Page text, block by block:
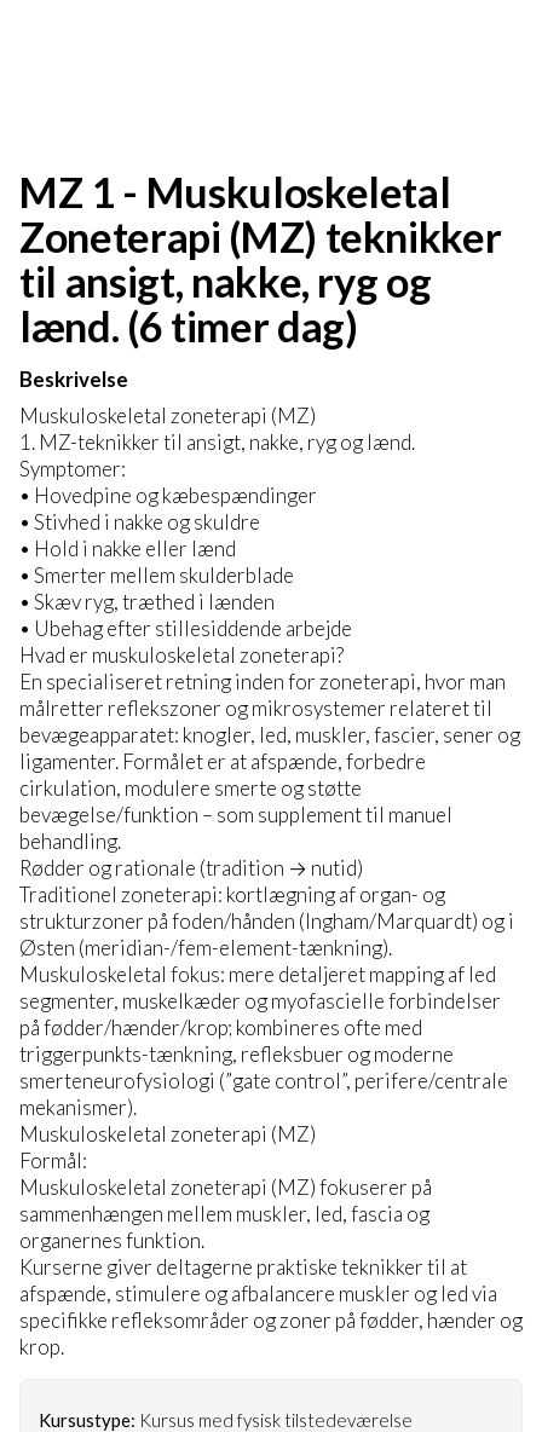
MZ 1 - Muskuloskeletal
Zoneterapi (MZ) teknikker
til ansigt, nakke, ryg og
lænd. (6 timer dag)
Beskrivelse
Muskuloskeletal zoneterapi (MZ)
1. MZ-teknikker til ansigt, nakke, ryg og lænd.
Symptomer:
• Hovedpine og kæbespændinger
• Stivhed i nakke og skuldre
• Hold i nakke eller lænd
• Smerter mellem skulderblade
• Skæv ryg, træthed i lænden
• Ubehag efter stillesiddende arbejde
Hvad er muskuloskeletal zoneterapi?
En specialiseret retning inden for zoneterapi, hvor man
målretter reflekszoner og mikrosystemer relateret til
bevægeapparatet: knogler, led, muskler, fascier, sener og
ligamenter. Formålet er at afspænde, forbedre
cirkulation, modulere smerte og støtte
bevægelse/funktion – som supplement til manuel
behandling.
Rødder og rationale (tradition → nutid)
Traditionel zoneterapi: kortlægning af organ- og
strukturzoner på foden/hånden (Ingham/Marquardt) og i
Østen (meridian-/fem-element-tænkning).
Muskuloskeletal fokus: mere detaljeret mapping af led
segmenter, muskelkæder og myofascielle forbindelser
på fødder/hænder/krop; kombineres ofte med
triggerpunkts-tænkning, refleksbuer og moderne
smerteneurofysiologi (”gate control”, perifere/centrale
mekanismer).
Muskuloskeletal zoneterapi (MZ)
Formål:
Muskuloskeletal zoneterapi (MZ) fokuserer på
sammenhængen mellem muskler, led, fascia og
organernes funktion.
Kurserne giver deltagerne praktiske teknikker til at
afspænde, stimulere og afbalancere muskler og led via
specifikke refleksområder og zoner på fødder, hænder og
krop.
Kursustype: Kursus med fysisk tilstedeværelse